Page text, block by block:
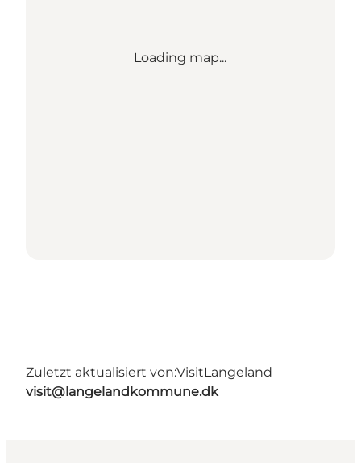
Loading map...
Zuletzt aktualisiert von:VisitLangeland
visit@langelandkommune.dk